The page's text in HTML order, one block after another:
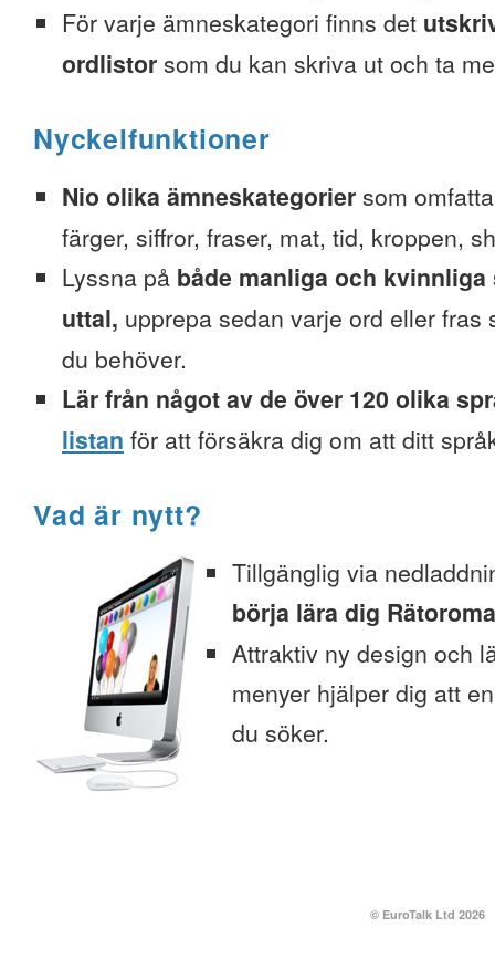
För varje ämneskategori finns det
ordlistor som du kan skriva ut och ta
Nyckelfunktioner
Nio olika ämneskategorier som
färger, siffror, fraser, mat, tid, kroppen,
Lyssna på både manliga och
uttal, upprepa sedan varje ord eller fras
du behöver.
Lär från något av de över 120 olika
listan för att försäkra dig om att ditt
Vad är nytt?
Tillgänglig via
börja lära dig
Attraktiv ny design och
menyer hjälper dig att
du söker.
© EuroTalk Ltd 2026